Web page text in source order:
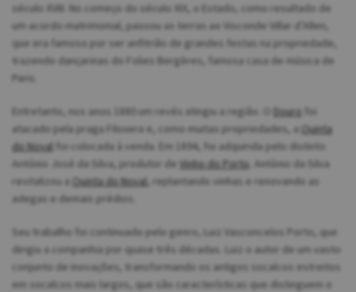
século XVIII. No começo do século XIX, o Estado, como resultado de
um acordo matrimonial, passou as terras ao Visconde Villar d’Allen,
que era famoso por ser anfitrião de grandes festas na propriedade,
trazendo dançarinas do Folies Bergères, famosa casa de música de
Paris.
Entretanto, nos anos 1880 um revés atingiu a região. O Douro foi
atacado pela praga Filoxera e, como muitas propriedades, a Quinta
do Noval foi colocada à venda. Em 1894, foi adquirida pelo distinto
António José da Silva, produtor de Vinho do Porto . António da Silva
revitalizou a Quinta do Noval, replantando vinhas e renovando as
adegas e demais prédios.
Seu trabalho foi continuado pelo genro, Luiz Vasconcelos Porto, que
dirigiu a companhia por quase três décadas. Luiz o autor de um vasto
conjunto de inovações, transformando os antigos socalcos estreitos
em socalcos mais largos, que são características que distinguem o